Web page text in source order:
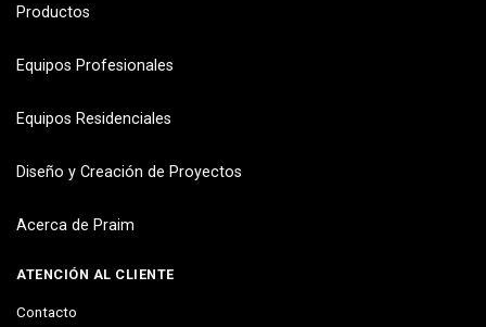
Productos
Equipos Profesionales
Equipos Residenciales
Diseño y Creación de Proyectos
Acerca de Praim
ATENCIÓN AL CLIENTE
Contacto